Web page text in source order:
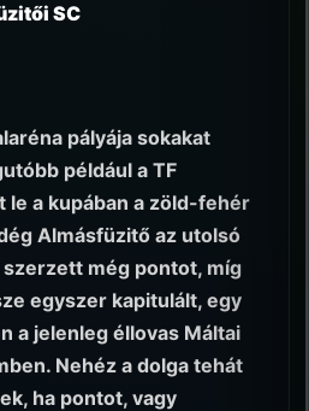
SC
pályája sokakat
például a TF
le a kupában a zöld-fehér
Almásfüzitő az utolsó
szerzett még pontot, míg
egyszer kapitulált, egy
a jelenleg éllovas Máltai
Nehéz a dolga tehát
ha pontot, vagy